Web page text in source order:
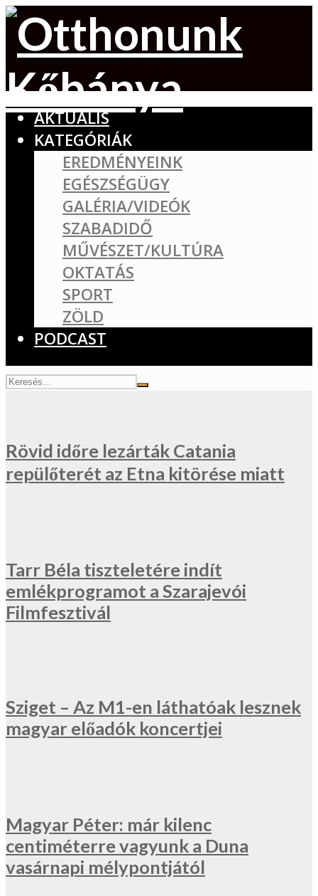
AKTUÁLIS
KATEGÓRIÁK
EREDMÉNYEINK
EGÉSZSÉGÜGY
GALÉRIA/VIDEÓK
SZABADIDŐ
MŰVÉSZET/KULTÚRA
OKTATÁS
SPORT
ZÖLD
PODCAST
Rövid időre lezárták Catania
repülőterét az Etna kitörése miatt
Tarr Béla tiszteletére indít
emlékprogramot a Szarajevói
Filmfesztivál
Sziget – Az M1-en láthatóak lesznek
magyar előadók koncertjei
Magyar Péter: már kilenc
centiméterre vagyunk a Duna
vasárnapi mélypontjától